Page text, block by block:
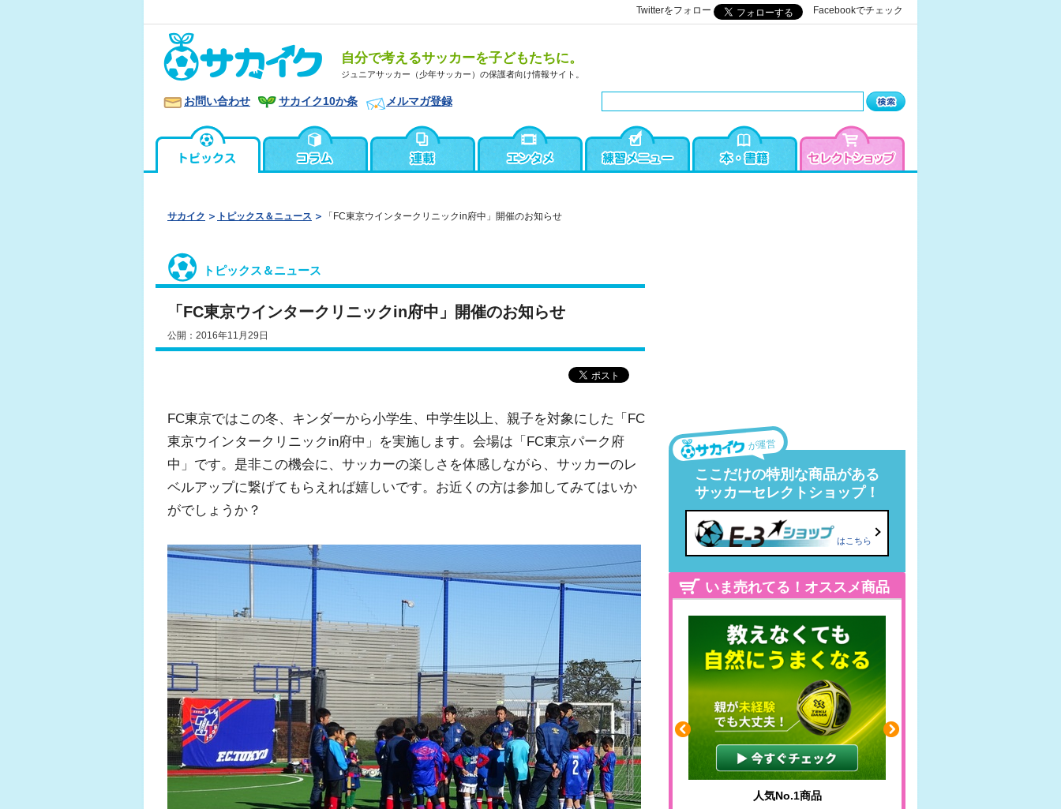
Twitterをフォロー Facebookでチェック
自分で考えるサッカーを子どもたちに。
ジュニアサッカー（少年サッカー）の保護者向け情報サイト。
お問い合わせ サカイク10か条 メルマガ登録
サカイク トピックス＆ニュース 「FC東京ウインタークリニックin府中」開催のお知らせ
トピックス＆ニュース
「FC東京ウインタークリニックin府中」開催のお知らせ
公開：2016年11月29日
FC東京ではこの冬、キンダーから小学生、中学生以上、親子を対象にした「FC
東京ウインタークリニックin府中」を実施します。会場は「FC東京パーク府
中」です。是非この機会に、サッカーの楽しさを体感しながら、サッカーのレ
ベルアップに繋げてもらえれば嬉しいです。お近くの方は参加してみてはいか
がでしょうか？
が運営
ここだけの特別な商品がある
サッカーセレクトショップ！
はこちら
いま売れてる！オススメ商品
ふくらはぎの張りや疲れに 人気No.1商品